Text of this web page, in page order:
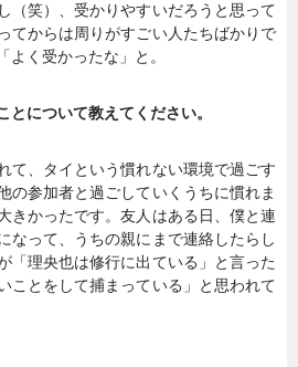
（笑）、受かりやすいだろうと思って
てからは周りがすごい人たちばかりで
よく受かったな」と。
について教えてください。
て、タイという慣れない環境で過ごす
の参加者と過ごしていくうちに慣れま
きかったです。友人はある日、僕と連
なって、うちの親にまで連絡したらし
「理央也は修行に出ている」と言った
ことをして捕まっている」と思われて